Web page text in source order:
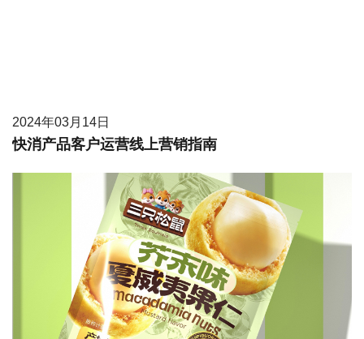
2024年03月14日
快消产品客户运营线上营销指南